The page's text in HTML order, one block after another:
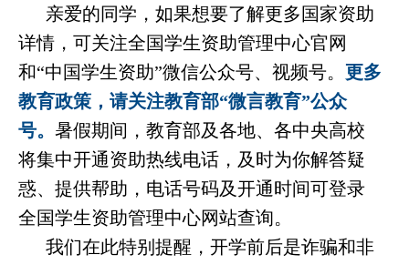
亲爱的同学，如果想要了解更多国家资助
详情，可关注全国学生资助管理中心官网
和“中国学生资助”微信公众号、视频号。 更多
教育政策，请关注教育部“微言教育”公众
号。 暑假期间，教育部及各地、各中央高校
将集中开通资助热线电话，及时为你解答疑
惑、提供帮助，电话号码及开通时间可登录
全国学生资助管理中心网站查询。
我们在此特别提醒，开学前后是诈骗和非